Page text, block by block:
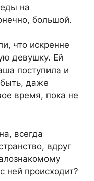
на
большой.
что искренне
девушку. Ей
поступила и
даже
время, пока не
всегда
вдруг
ней происходит?